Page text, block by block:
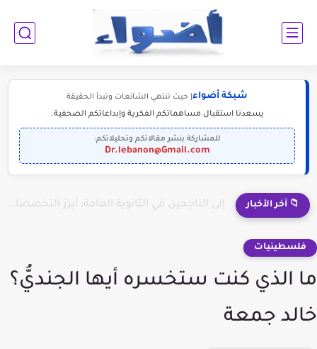
شبكة أضواء | حيث تنتهي الشائعات وتبدأ الحقيقة
يسعدنا استقبال مساهماتكم الفكرية وإبداعاتكم الصحفية.
للمشاركة بنشر مقالاتكم وتحليلاتكم:
Dr.lebanon@Gmail.com
📁 آخر الأخبار إلى الناجحين في الثانوية العامة: أبرز التخصصات المطلوبة للمستقبل (2030-2050)
فلسطينيات
ما الذي كنت ستخسره أيها الجنديُّ؟
خالد جمعة